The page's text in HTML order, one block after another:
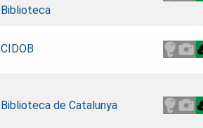
Biblioteca
CIDOB
Biblioteca de Catalunya